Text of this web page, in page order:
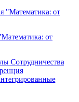
от
Сотрудничества